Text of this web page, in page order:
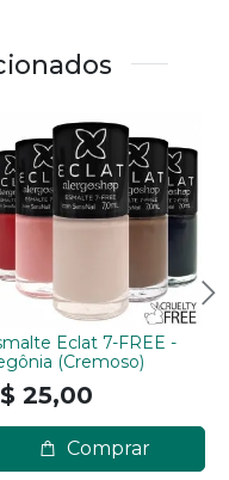
Eclat 7-FREE -
(Cremoso)
25,00
Comprar